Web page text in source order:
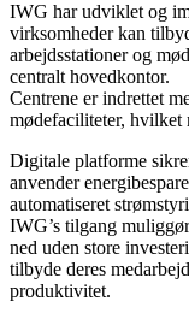
IWG har udviklet og
virksomheder kan
arbejdsstationer og
centralt hovedkontor.
Centrene er indrettet
mødefaciliteter, hvilket
Digitale platforme
anvender
automatiseret
IWG’s tilgang
ned uden store
tilbyde deres
produktivitet.